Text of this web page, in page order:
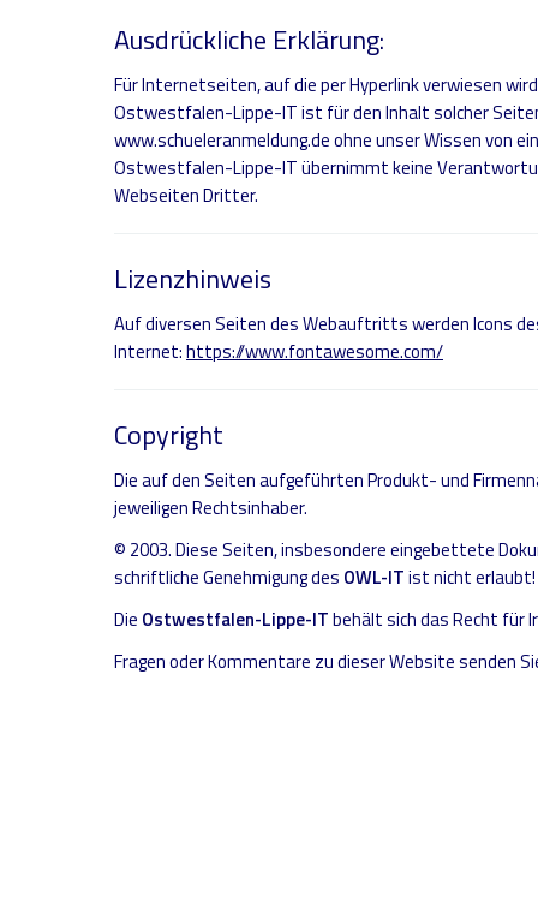
Ausdrückliche Erklärung:
Für Internetseiten, auf die per Hyperlink verwiesen
Ostwestfalen-Lippe-IT ist für den Inhalt solcher
www.schueleranmeldung.de ohne unser Wissen von
Ostwestfalen-Lippe-IT übernimmt keine
Webseiten Dritter.
Lizenzhinweis
Auf diversen Seiten des Webauftritts werden Icons
Internet:https://www.fontawesome.com/
Copyright
Die auf den Seiten aufgeführten Produkt- und
jeweiligen Rechtsinhaber.
© 2003. Diese Seiten, insbesondere eingebettete
schriftliche Genehmigung des OWL-ITist nicht erlaubt!
Die Ostwestfalen-Lippe-ITbehält sich das Recht für
Fragen oder Kommentare zu dieser Website senden